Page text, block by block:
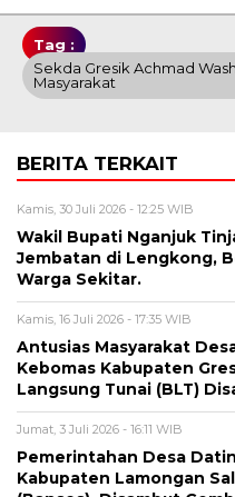
Tag :
Sekda Gresik Achmad
Masyarakat
BERITA TERKAIT
Kamis, 30 Juli 2026 - 12:25 WIB
Wakil Bupati Nganjuk
Jembatan di Lengkong,
Warga Sekitar.
Kamis, 16 Juli 2026 - 17:35 WIB
Antusias Masyarakat
Kebomas Kabupaten
Langsung Tunai (BLT)
Jumat, 3 Juli 2026 - 16:11 WIB
Pemerintahan Desa
Kabupaten Lamongan